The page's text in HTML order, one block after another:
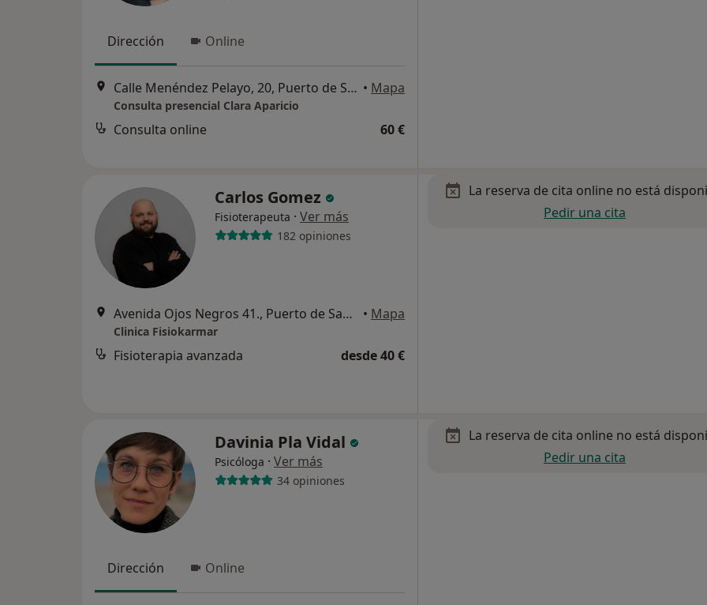
Dirección Online
Calle Menéndez Pelayo, 20, Puerto de Sagunto • Mapa
Consulta presencial Clara Aparicio
Consulta online 60 €
Carlos Gomez
Fisioterapeuta · Ver más
182 opiniones
Avenida Ojos Negros 41., Puerto de Sagunto • Mapa
Clinica Fisiokarmar
Fisioterapia avanzada desde 40 €
La reserva de cita online no está
Pedir una cita
Davinia Pla Vidal
Psicóloga · Ver más
34 opiniones
Dirección Online
La reserva de cita online no está
Pedir una cita